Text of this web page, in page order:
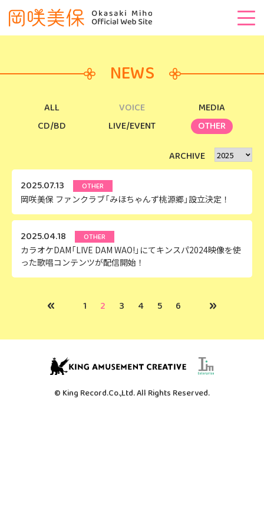
NEWS
ALL VOICE
MEDIA
CD/BD
LIVE/EVENT OTHER
ARCHIVE
2025.07.13
OTHER
岡咲美保 ファンクラブ「みほちゃんず桃源郷」設立決定！
2025.04.18 OTHER
カラオケDAM「LIVE DAM WAO!」にてキンスパ2024映像を使
った歌唱コンテンツが配信開始！
« 1 2 3 4 5 6 »
© King Record.Co.,Ltd. All Rights Reserved.